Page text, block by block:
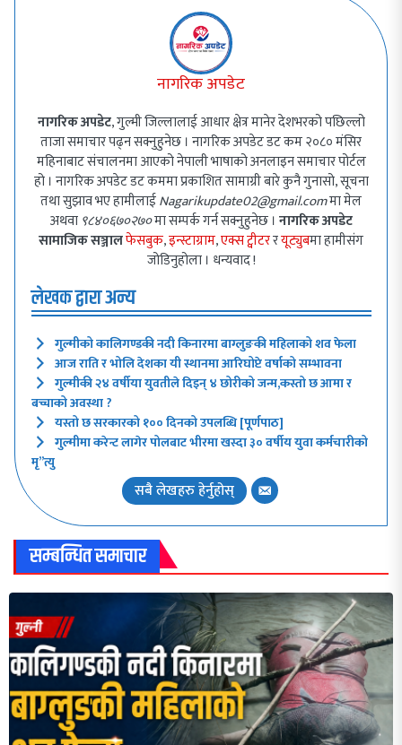
नागरिक अपडेट
नागरिक अपडेट, गुल्मी जिल्लालाई आधार क्षेत्र मानेर देशभरको पछिल्लो
ताजा समाचार पढ्न सक्नुहुनेछ । नागरिक अपडेट डट कम २०८० मंसिर
महिनाबाट संचालनमा आएको नेपाली भाषाको अनलाइन समाचार पोर्टल
हो । नागरिक अपडेट डट कममा प्रकाशित सामाग्री बारे कुनै गुनासो, सूचना
तथा सुझाव भए हामीलाईNagarikupdate02@gmail.comमा मेल
अथवा ९८४०६७०२७०मा सम्पर्क गर्न सक्नुहुनेछ । नागरिक अपडेट
सामाजिक सञ्जालफेसबुक,इन्स्टाग्राम,एक्स ट्वीटररयूट्युबमा हामीसंग
जोडिनुहोला । धन्यवाद !
लेखक द्वारा अन्य
गुल्मीको कालिगण्डकी नदी किनारमा बाग्लुङकी महिलाको शव फेला
आज राति र भोलि देशका यी स्थानमा आरिघोप्टे वर्षाको सम्भावना
गुल्मीकी २४ वर्षीया युवतीले दिइन् ४ छोरीको जन्म,कस्तो छ आमा र
बच्चाको अवस्था ?
यस्तो छ सरकारको १०० दिनको उपलब्धि [पूर्णपाठ]
गुल्मीमा करेन्ट लागेर पोलबाट भीरमा खस्दा ३० वर्षीय युवा कर्मचारीको
मृ”त्यु
सबै लेखहरु हेर्नुहोस्
सम्बन्धित समाचार